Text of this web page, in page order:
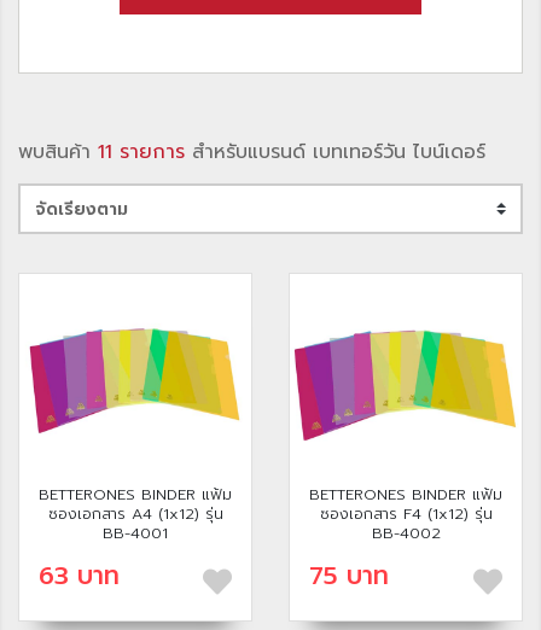
พบสินค้า 11 รายการ สำหรับแบรนด์ เบทเทอร์วัน ไบน์เดอร์
BETTERONES BINDER แฟ้ม
ซองเอกสาร A4 (1x12) รุ่น
BB-4001
63 บาท
BETTERONES BINDER แฟ้ม
ซองเอกสาร F4 (1x12) รุ่น
BB-4002
75 บาท